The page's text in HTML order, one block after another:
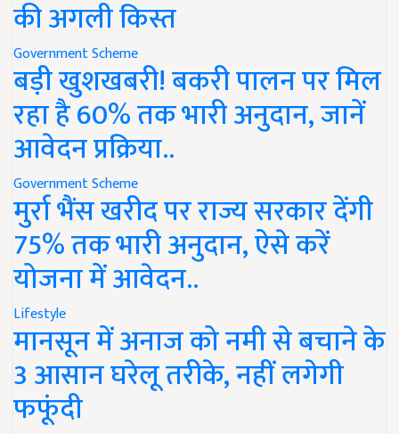
की अगली किस्त
Government Scheme
बड़ी खुशखबरी! बकरी पालन पर मिल
रहा है 60% तक भारी अनुदान, जानें
आवेदन प्रक्रिया..
Government Scheme
मुर्रा भैंस खरीद पर राज्य सरकार देंगी
75% तक भारी अनुदान, ऐसे करें
योजना में आवेदन..
Lifestyle
मानसून में अनाज को नमी से बचाने के
3 आसान घरेलू तरीके, नहीं लगेगी
फफूंदी